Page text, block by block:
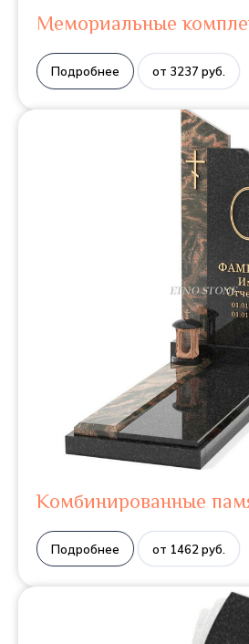
Мемориальные
Подробнее от 3237 руб.
Комбинированные
Подробнее от 1462 руб.